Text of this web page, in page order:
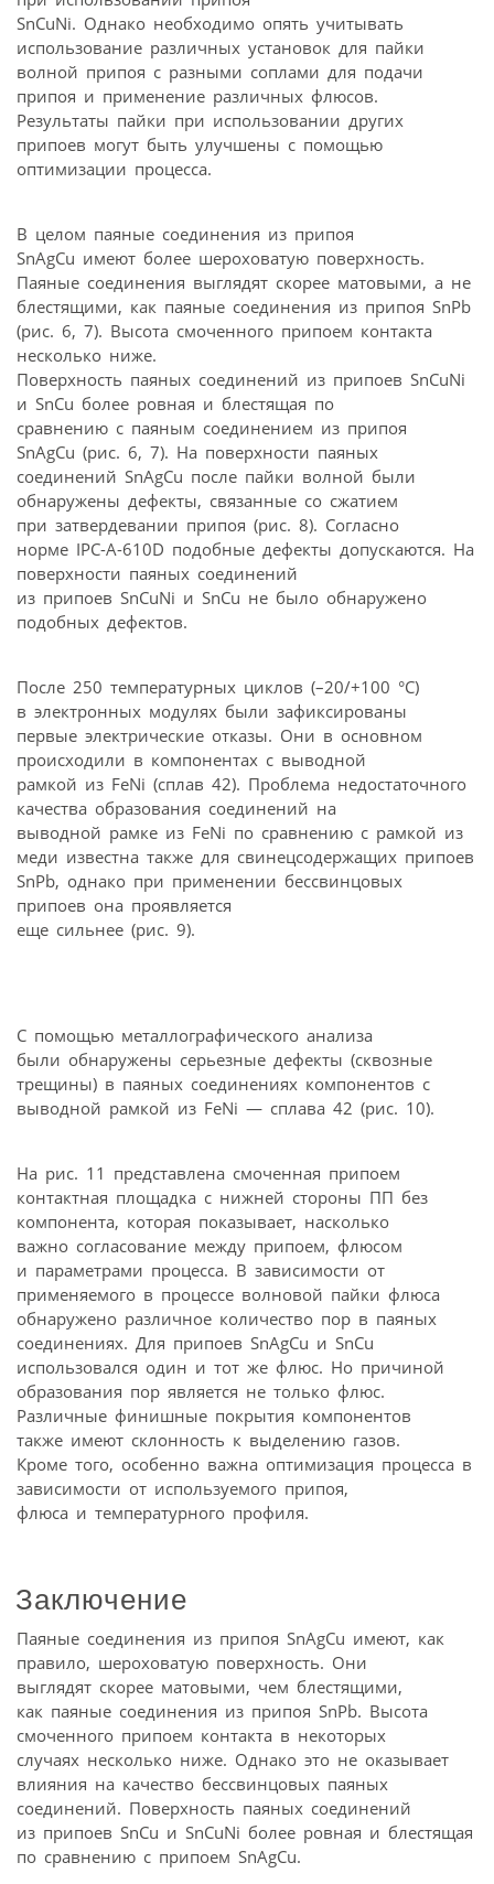
SnCuNi. Однако необходимо опять учитывать
использование различных установок для пайки
волной припоя с разными соплами для подачи
припоя и применение различных флюсов.
Результаты пайки при использовании других
припоев могут быть улучшены с помощью
оптимизации процесса.
В целом паяные соединения из припоя
SnAgCu имеют более шероховатую поверхность.
Паяные соединения выглядят скорее матовыми, а не
блестящими, как паяные соединения из припоя SnPb
(рис. 6, 7). Высота смоченного припоем контакта
несколько ниже.
Поверхность паяных соединений из припоев SnCuNi
и SnCu более ровная и блестящая по
сравнению с паяным соединением из припоя
SnAgCu (рис. 6, 7). На поверхности паяных
соединений SnAgCu после пайки волной были
обнаружены дефекты, связанные со сжатием
при затвердевании припоя (рис. 8). Согласно
норме IPC-A-610D подобные дефекты допускаются. На
поверхности паяных соединений
из припоев SnCuNi и SnCu не было обнаружено
подобных дефектов.
После 250 температурных циклов (–20/+100 °C)
в электронных модулях были зафиксированы
первые электрические отказы. Они в основном
происходили в компонентах с выводной
рамкой из FeNi (сплав 42). Проблема недостаточного
качества образования соединений на
выводной рамке из FeNi по сравнению с рамкой из
меди известна также для свинецсодержащих припоев
SnPb, однако при применении бессвинцовых
припоев она проявляется
еще сильнее (рис. 9).
С помощью металлографического анализа
были обнаружены серьезные дефекты (сквозные
трещины) в паяных соединениях компонентов с
выводной рамкой из FeNi — сплава 42 (рис. 10).
На рис. 11 представлена смоченная припоем
контактная площадка с нижней стороны ПП без
компонента, которая показывает, насколько
важно согласование между припоем, флюсом
и параметрами процесса. В зависимости от
применяемого в процессе волновой пайки флюса
обнаружено различное количество пор в паяных
соединениях. Для припоев SnAgCu и SnCu
использовался один и тот же флюс. Но причиной
образования пор является не только флюс.
Различные финишные покрытия компонентов
также имеют склонность к выделению газов.
Кроме того, особенно важна оптимизация процесса в
зависимости от используемого припоя,
флюса и температурного профиля.
Заключение
Паяные соединения из припоя SnAgCu имеют, как
правило, шероховатую поверхность. Они
выглядят скорее матовыми, чем блестящими,
как паяные соединения из припоя SnPb. Высота
смоченного припоем контакта в некоторых
случаях несколько ниже. Однако это не оказывает
влияния на качество бессвинцовых паяных
соединений. Поверхность паяных соединений
из припоев SnCu и SnCuNi более ровная и блестящая
по сравнению с припоем SnAgCu.